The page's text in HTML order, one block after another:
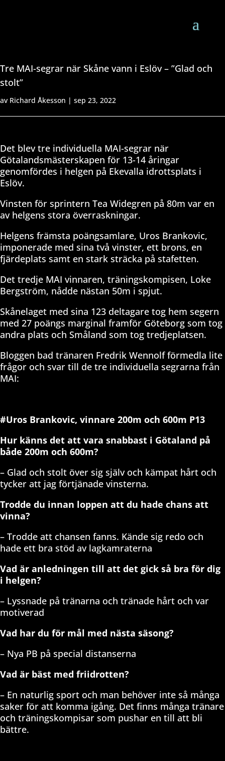
Tre MAI-segrar när Skåne vann i Eslöv – ”Glad och
stolt”
av Richard Åkesson | sep 23, 2022
Det blev tre individuella MAI-segrar när
Götalandsmästerskapen för 13-14 åringar
genomfördes i helgen på Ekevalla idrottsplats i
Eslöv.
Vinsten för sprintern Tea Widegren på 80m var en
av helgens stora överraskningar.
Helgens främsta poängsamlare, Uros Brankovic,
imponerade med sina två vinster, ett brons, en
fjärdeplats samt en stark sträcka på stafetten.
Det tredje MAI vinnaren, träningskompisen, Loke
Bergström, nådde nästan 50m i spjut.
Skånelaget med sina 123 deltagare tog hem segern
med 27 poängs marginal framför Göteborg som tog
andra plats och Småland som tog tredjeplatsen.
Bloggen bad tränaren Fredrik Wennolf förmedla lite
frågor och svar till de tre individuella segrarna från
MAI:
#Uros Brankovic, vinnare 200m och 600m P13
Hur känns det att vara snabbast i Götaland på
både 200m och 600m?
– Glad och stolt över sig själv och kämpat hårt och
tycker att jag förtjänade vinsterna.
Trodde du innan loppen att du hade chans att
vinna?
– Trodde att chansen fanns. Kände sig redo och
hade ett bra stöd av lagkamraterna
Vad är anledningen till att det gick så bra för dig
i helgen?
– Lyssnade på tränarna och tränade hårt och var
motiverad
Vad har du för mål med nästa säsong?
– Nya PB på special distanserna
Vad är bäst med friidrotten?
– En naturlig sport och man behöver inte så många
saker för att komma igång. Det finns många tränare
och träningskompisar som pushar en till att bli
bättre.